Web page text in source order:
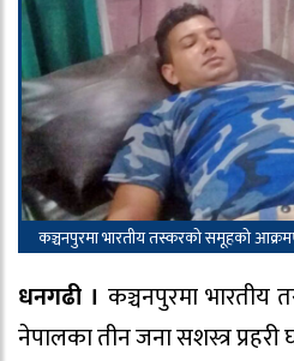
कञ्चनपुरमा भारतीय तस्करको समूहको
धनगढी । कञ्चनपुरमा
नेपालका तीन जना सशस्त्र